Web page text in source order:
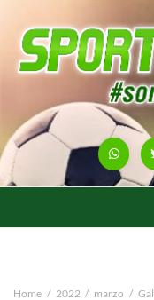
Home 2022 marzo